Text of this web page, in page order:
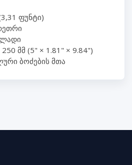
ფუნტი)
მმ (5" × 1.81" × 9.84")
ბოძების მთა